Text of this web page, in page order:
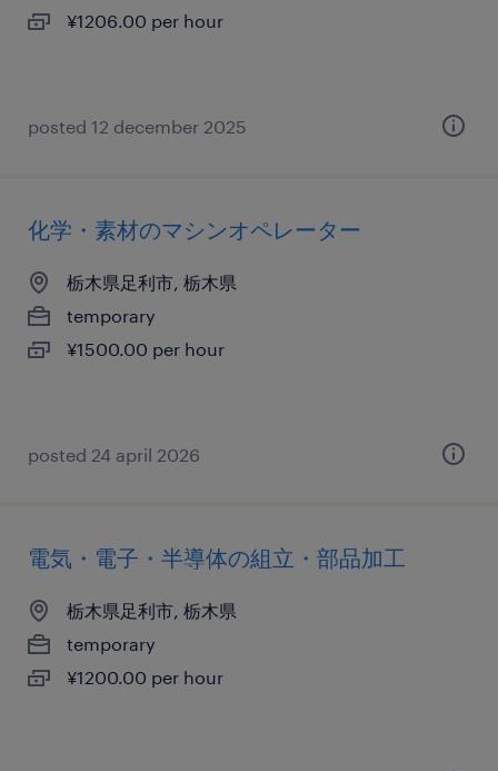
¥1206.00 per hour
posted 12 december 2025
化学・素材のマシンオペレーター
栃木県足利市, 栃木県
temporary
¥1500.00 per hour
posted 24 april 2026
電気・電子・半導体の組立・部品加工
栃木県足利市, 栃木県
temporary
¥1200.00 per hour